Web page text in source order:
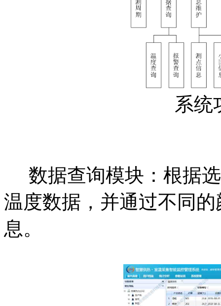
系统
数据查询模块：根据
温度数据，并通过不同
息。